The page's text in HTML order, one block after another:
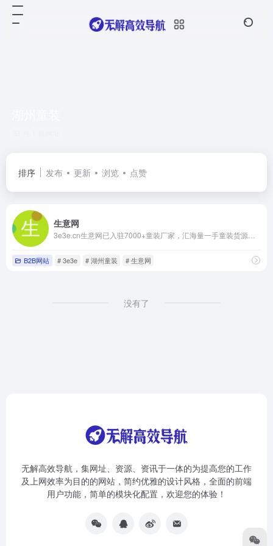
排序 发布 更新 浏览 点赞
生意网
B2B网站 # 3e3e # 湖州童装 # 生意网
没有了
无解高效导航，集网址、资源、资讯于一体的为提高您的工作
及上网效率为目的的网站，简约优雅的设计风格，全面的前端
用户功能，简单的模块化配置，欢迎您的体验！